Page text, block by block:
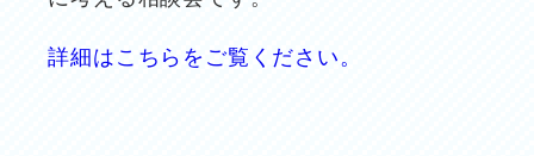
詳細はこちらをご覧ください。